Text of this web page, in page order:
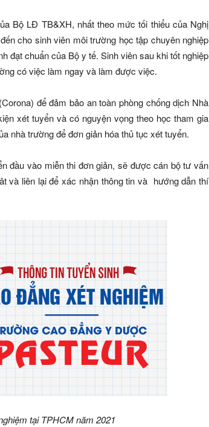
Bộ LĐ TB&XH, nhất theo mức tối thiểu của Nghị
cho sinh viên môi trường học tập chuyên nghiệp
đạt chuẩn của Bộ y tế. Sinh viên sau khi tốt nghiệp
có việc làm ngay và làm được việc.
để đảm bảo an toàn phòng chống dịch Nhà
xét tuyển và có nguyện vọng theo học tham gia
nhà trường để đơn giản hóa thủ tục xét tuyển.
đầu vào miễn thi đơn giản, sẽ được cán bộ tư vấn
và liên lại để xác nhận thông tin và hướng dẫn thí
tại TPHCM năm 2021